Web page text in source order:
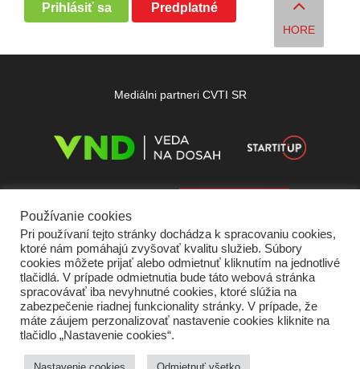
Prihlásiť sa Predplatné
HORE
Mediálni partneri CVTI SR
Domov O nás Kontakt Vydavateľ
Podmienky používania
Ochrana súkromia Štatút súťaží
Používanie cookies
Pri používaní tejto stránky dochádza k spracovaniu cookies,
ktoré nám pomáhajú zvyšovať kvalitu služieb. Súbory
cookies môžete prijať alebo odmietnuť kliknutím na jednotlivé
tlačidlá. V prípade odmietnutia bude táto webová stránka
spracovávať iba nevyhnutné cookies, ktoré slúžia na
zabezpečenie riadnej funkcionality stránky. V prípade, že
máte záujem perzonalizovať nastavenie cookies kliknite na
tlačidlo „Nastavenie cookies“.